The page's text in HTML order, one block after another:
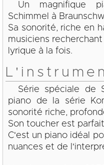
Un magnifique
Schimmel à
Sa sonorité, riche en
musiciens
lyrique à la fois.
Série spéciale de
piano de la série
sonorité riche,
Son toucher est
C'est un piano idéal
nuances et de